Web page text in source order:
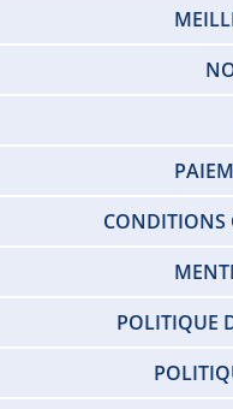
CONDITIONS
POLITIQUE